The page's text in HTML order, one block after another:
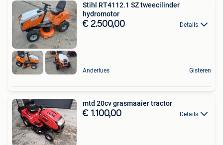
Stihl RT4112.1 SZ tweecilinder
hydromotor
€ 2.500,00 Details
Anderlues Gisteren
mtd 20cv grasmaaier tractor
€ 1.100,00 Details